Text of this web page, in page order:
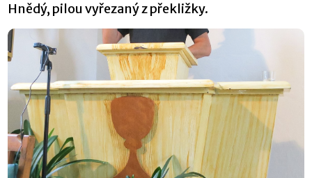
Hnědý, pilou vyřezaný z překližky.